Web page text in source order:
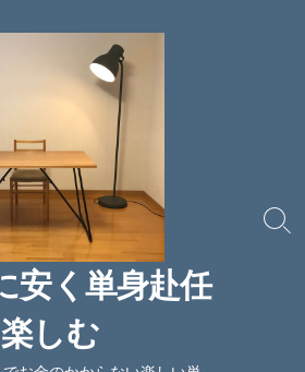
安く単身赴任
しむ
検